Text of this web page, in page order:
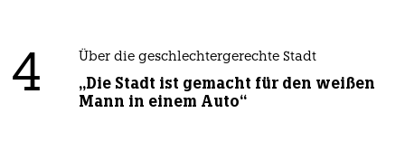
4 Über die geschlechtergerechte Stadt
„Die Stadt ist gemacht für den weißen
Mann in einem Auto“